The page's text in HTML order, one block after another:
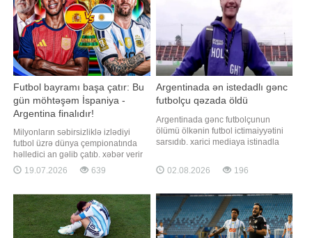
Futbol bayramı başa çatır: Bu
gün möhtəşəm İspaniya -
Argentina finalıdır!
Milyonların səbirsizliklə izlədiyi
futbol üzrə dünya çempionatında
həlledici an gəlib çatıb. xəbər verir
ki, turnirin ən vacib matçında -
böyük finalda qızıl medal uğrunda
komandaları amansız mübarizədə
üz-üzə gələcəklər. Futbol
azarkeşlərinin diqqət mərkəzində
olacaq bu həlledic
19.07.2026 639
Argentinada ən istedadlı gənc
futbolçu qəzada öldü
Argentinada gənc futbolçunun
ölümü ölkənin futbol ictimaiyyətini
sarsıdıb. xarici mediaya istinadla
Arxentinos del Norte" klubunun 20
yaşlı futbolçusu Santyaqo Nikolas
nəticəsində ölüb. Qəza iyulun 26-na
keçən gecə Servante
02.08.2026 196